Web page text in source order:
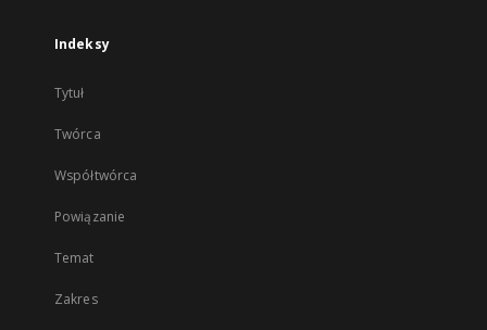
Indeksy
Tytuł
Twórca
Współtwórca
Powiązanie
Temat
Zakres